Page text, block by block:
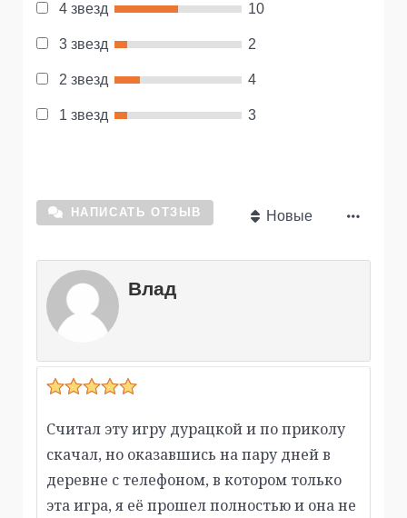
4 звезд 10
3 звезд 2
2 звезд 4
1 звезд 3
НАПИСАТЬ ОТЗЫВ Новые
Влад
Считал эту игру дурацкой и по приколу
скачал, но оказавшись на пару дней в
деревне с телефоном, в котором только
эта игра, я её прошел полностью и она не